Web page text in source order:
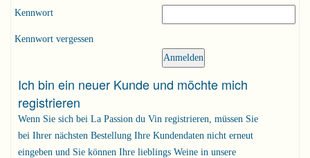
Kennwort
Kennwort vergessen
Ich bin ein neuer Kunde und möchte mich
registrieren
Wenn Sie sich bei La Passion du Vin registrieren, müssen Sie
bei Ihrer nächsten Bestellung Ihre Kundendaten nicht erneut
eingeben und Sie können Ihre lieblings Weine in unsere